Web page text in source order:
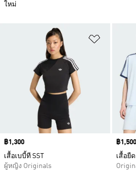
เพิ่มไปยั
Price
฿1,300
เสื้อเบบี้ที SST
ผู้หญิง Originals
Price
฿1,500
เสื้อยืด
ใหม่